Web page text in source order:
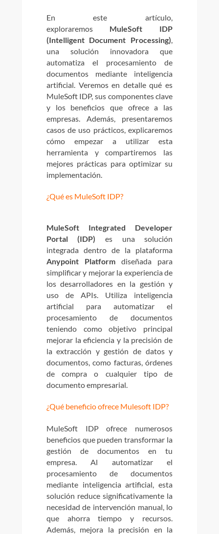
En este artículo,
exploraremos MuleSoft IDP
(Intelligent Document Processing),
una solución innovadora que
automatiza el procesamiento de
documentos mediante inteligencia
artificial. Veremos en detalle qué es
MuleSoft IDP, sus componentes clave
y los beneficios que ofrece a las
empresas. Además, presentaremos
casos de uso prácticos, explicaremos
cómo empezar a utilizar esta
herramienta y compartiremos las
mejores prácticas para optimizar su
implementación.
¿Qué es MuleSoft IDP?
MuleSoft Integrated Developer
Portal (IDP) es una solución
integrada dentro de la plataforma
Anypoint Platformdiseñada para
simplificar y mejorar la experiencia de
los desarrolladores en la gestión y
uso de APIs. Utiliza inteligencia
artificial para automatizar el
procesamiento de documentos
teniendo como objetivo principal
mejorar la eficiencia y la precisión de
la extracción y gestión de datos y
documentos, como facturas, órdenes
de compra o cualquier tipo de
documento empresarial.
¿Qué beneficio ofrece Mulesoft IDP?
MuleSoft IDP ofrece numerosos
beneficios que pueden transformar la
gestión de documentos en tu
empresa. Al automatizar el
procesamiento de documentos
mediante inteligencia artificial, esta
solución reduce significativamente la
necesidad de intervención manual, lo
que ahorra tiempo y recursos.
Además, mejora la precisión en la